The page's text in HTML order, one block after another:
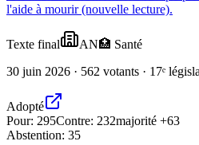
l'aide à mourir (nouvelle lecture).
Texte final AN🏥 Santé
30 juin 2026 · 562 votants · 17ᵉ
Adopté
Pour: 295Contre: 232majorité +63
Abstention: 35